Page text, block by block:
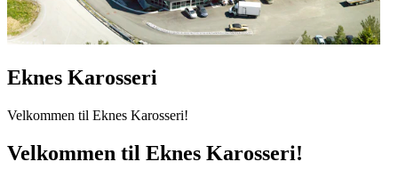
Eknes Karosseri
Velkommen til Eknes Karosseri!
Velkommen til Eknes Karosseri!